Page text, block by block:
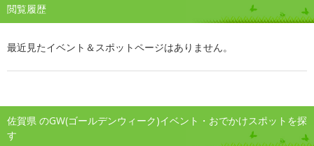
閲覧履歴
最近見たイベント＆スポットページはありません。
佐賀県 のGW(ゴールデンウィーク)イベント・おでかけスポットを探
す